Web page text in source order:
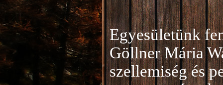
Egyesületünk
Göllner Mária
szellemiség és